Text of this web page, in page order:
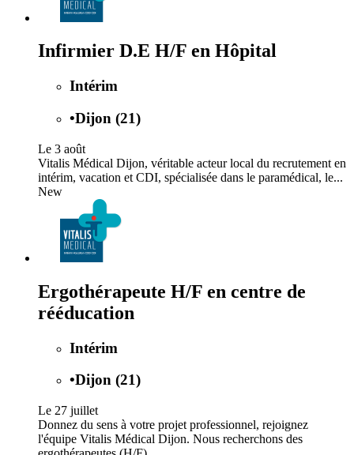
Infirmier D.E H/F en Hôpital
Intérim
•Dijon (21)
Le 3 août
Vitalis Médical Dijon, véritable acteur local du recrutement en
intérim, vacation et CDI, spécialisée dans le paramédical, le...
New
Ergothérapeute H/F en centre de
rééducation
Intérim
•Dijon (21)
Le 27 juillet
Donnez du sens à votre projet professionnel, rejoignez
l'équipe Vitalis Médical Dijon. Nous recherchons des